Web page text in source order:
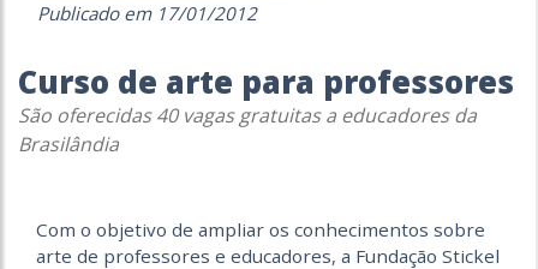
Publicado em 17/01/2012
Curso de arte para professores
São oferecidas 40 vagas gratuitas a educadores da
Brasilândia
Com o objetivo de ampliar os conhecimentos sobre
arte de professores e educadores, a Fundação Stickel